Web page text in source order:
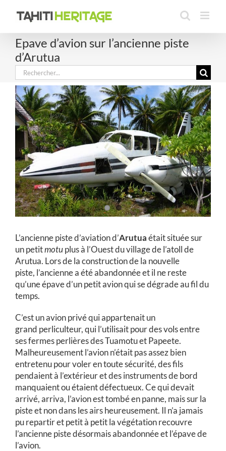
Epave d’avion sur l’ancienne piste
d’Arutua
Rechercher:
L’ancienne piste d’aviation d’Arutuaétait située sur
un petitmotuplus à l’Ouest du village de l’atoll de
Arutua. Lors de la construction de la nouvelle
piste, l’ancienne a été abandonnée et il ne reste
qu’une épave d’un petit avion qui se dégrade au fil du
temps.
C’est un avion privé qui appartenait un
grand perliculteur, qui l’utilisait pour des vols entre
ses fermes perlières des Tuamotu et Papeete.
Malheureusement l’avion n’était pas assez bien
entretenu pour voler en toute sécurité, des fils
pendaient à l’extérieur et des instruments de bord
manquaient ou étaient défectueux. Ce qui devait
arrivé, arriva, l’avion est tombé en panne, mais sur la
piste et non dans les airs heureusement. Il n’a jamais
pu repartir et petit à petit la végétation recouvre
l’ancienne piste désormais abandonnée et l’épave de
l’avion.